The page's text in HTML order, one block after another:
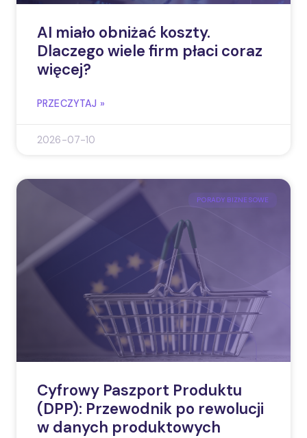
AI miało obniżać koszty.
Dlaczego wiele firm płaci coraz
więcej?
PRZECZYTAJ »
2026-07-10
PORADY BIZNESOWE
Cyfrowy Paszport Produktu
(DPP): Przewodnik po rewolucji
w danych produktowych